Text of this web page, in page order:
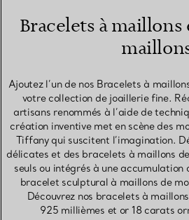
Bracelets à maillons
Ajoutez l’un de nos Bracelets à
votre collection de joaillerie fine.
artisans renommés à l’aide de
création inventive met en scène des
Tiffany qui suscitent l’imagination.
délicates et des bracelets à maillons
seuls ou intégrés à une accumulation
bracelet sculptural à maillons de
Découvrez nos bracelets à
925 millièmes et or 18 carats